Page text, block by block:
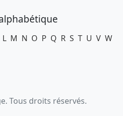
L M N O P Q R S T U V W
Tous droits réservés.